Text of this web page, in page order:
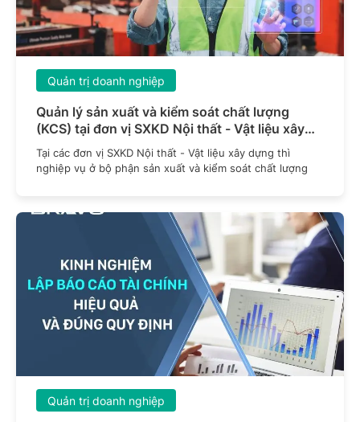
Quản lý sản xuất và kiểm soát chất lượng
(KCS) tại đơn vị SXKD Nội thất - Vật liệu xây
dựng sao cho hiệu quả
Quản trị doanh nghiệp
Tại các đơn vị SXKD Nội thất - Vật liệu xây dựng thì
nghiệp vụ ở bộ phận sản xuất và kiểm soát chất lượng
Quản trị doanh nghiệp